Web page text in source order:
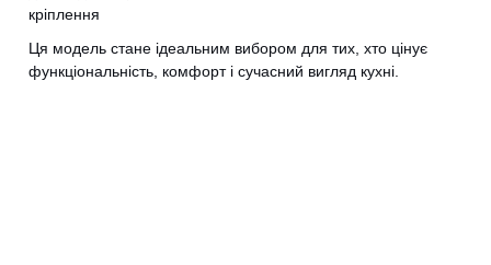
кріплення
Ця модель стане ідеальним вибором для тих, хто цінує
функціональність, комфорт і сучасний вигляд кухні.
OK
CANCEL